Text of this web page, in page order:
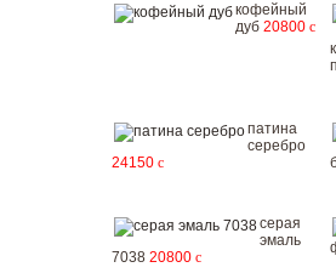
кофейный
дуб 20800 c
патина
серебро
24150 c
серая
эмаль
7038 20800 c